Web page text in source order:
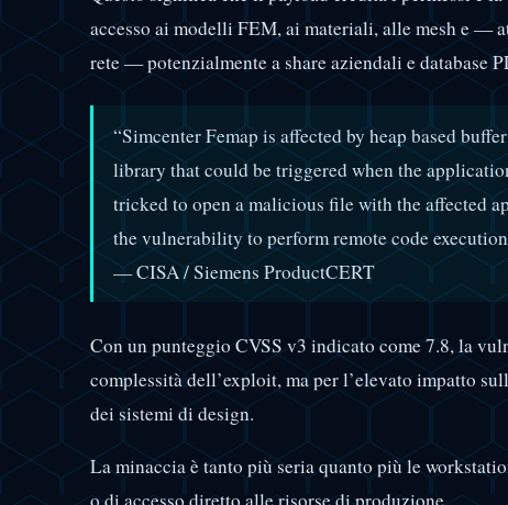
accesso ai modelli FEM, ai materiali, alle mesh e —
rete — potenzialmente a share aziendali e database
“Simcenter Femap is affected by heap based
library that could be triggered when the
tricked to open a malicious file with the affected
the vulnerability to perform remote code
— CISA / Siemens ProductCERT
Con un punteggio CVSS v3 indicato come 7.8, la
complessità dell’exploit, ma per l’elevato impatto
dei sistemi di design.
La minaccia è tanto più seria quanto più le